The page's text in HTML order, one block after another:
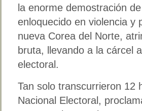
la enorme demostración
enloquecido en violencia y
nueva Corea del Norte,
bruta, llevando a la cárcel
electoral.
Tan solo transcurrieron 12
Nacional Electoral,